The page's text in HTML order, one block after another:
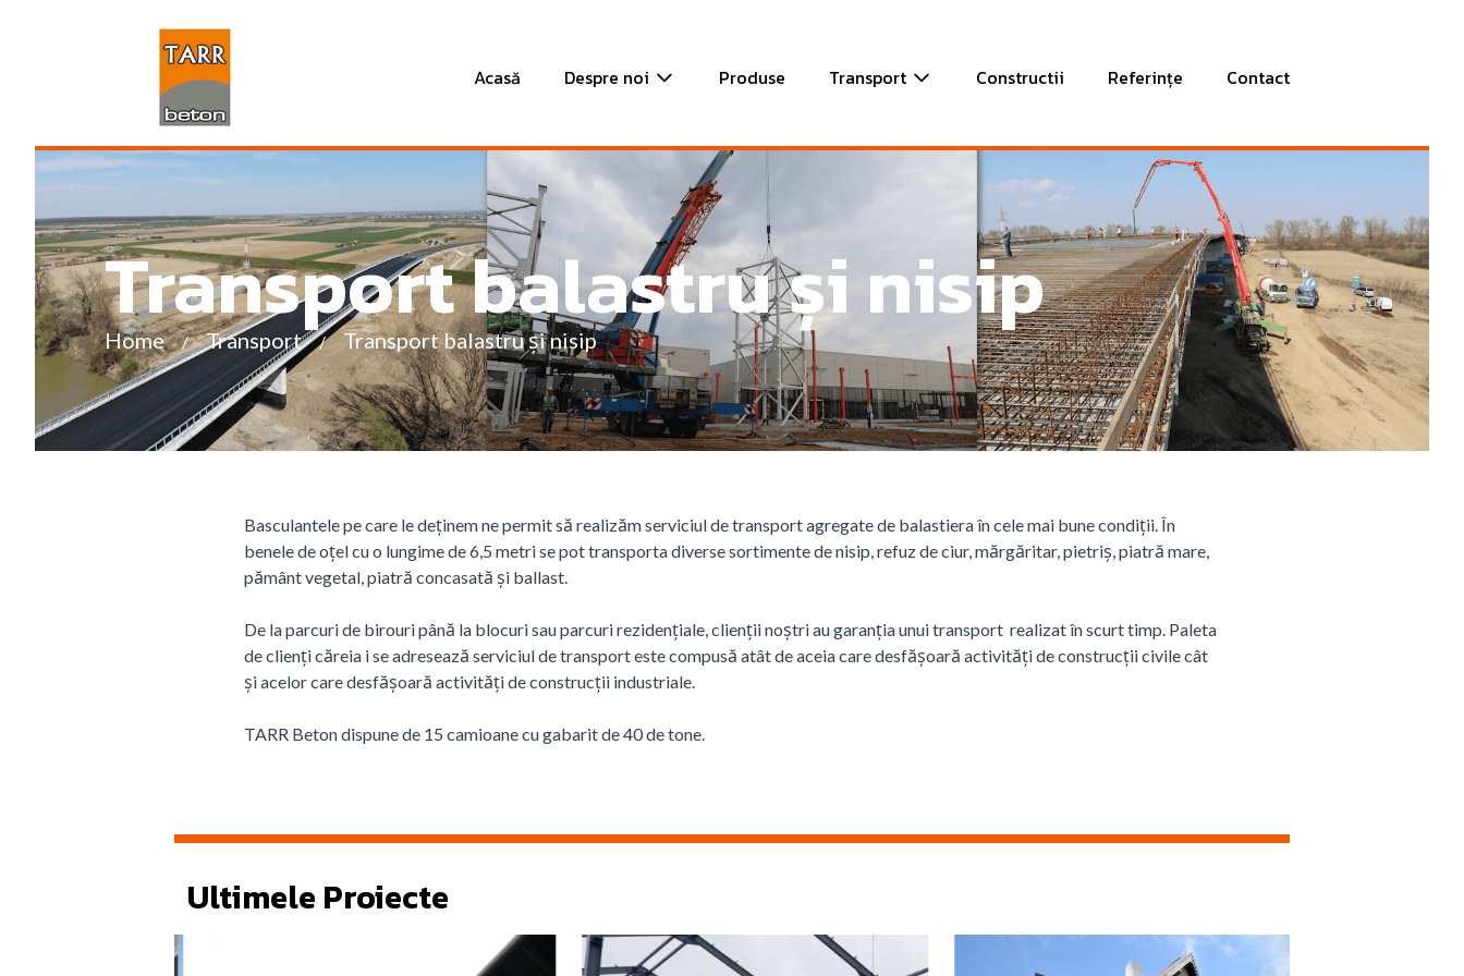
Acasă Despre noi Produse Transport Constructii Referințe Contact
Transport balastru și nisip
Home / Transport / Transport balastru și nisip
Basculantele pe care le deținem ne permit să realizăm serviciul de transport agregate de balastiera în cele mai bune condiții. În
benele de oțel cu o lungime de 6,5 metri se pot transporta diverse sortimente de nisip, refuz de ciur, mărgăritar, pietriș, piatră mare,
pământ vegetal, piatră concasată și ballast.
De la parcuri de birouri până la blocuri sau parcuri rezidențiale, clienții noștri au garanția unui transport realizat în scurt timp. Paleta
de clienți căreia i se adresează serviciul de transport este compusă atât de aceia care desfășoară activități de construcții civile cât
și acelor care desfășoară activități de construcții industriale.
TARR Beton dispune de 15 camioane cu gabarit de 40 de tone.
Ultimele Proiecte